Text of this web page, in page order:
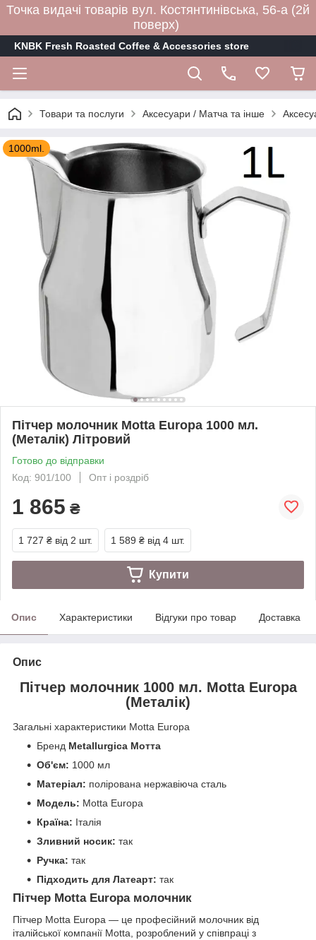
Точка видачі товарів вул. Костянтинівська, 56-а (2й
поверх)
KNBK Fresh Roasted Coffee & Accessories store
Товари та послуги Аксесуари / Матча та інше
1000ml.
Пітчер молочник Motta Europa 1000 мл.
(Металік) Літровий
Готово до відправки
Код: 901/100
Опт і роздріб
1 865 ₴
1 727 ₴ від 2 шт. 1 589 ₴ від 4 шт.
Купити
Опис Характеристики Відгуки про товар Доставка
Опис
Пітчер молочник 1000 мл. Motta Europa
(Металік)
Загальні характеристики Motta Europa
Бренд Metallurgica Мотта
Об'єм: 1000 мл
Матеріал: полірована нержавіюча сталь
Модель: Motta Europa
Країна: Італія
Зливний носик: так
Ручка: так
Підходить для Латеарт: так
Пітчер Motta Europa молочник
Пітчер Motta Europa — це професійний молочник від
італійської компанії Motta, розроблений у співпраці з